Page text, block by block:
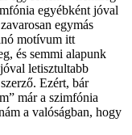
egyébként jóval
egymás
motívum itt
és semmi alapunk
letisztultabb
Ezért, bár
már a szimfónia
a valóságban, hogy